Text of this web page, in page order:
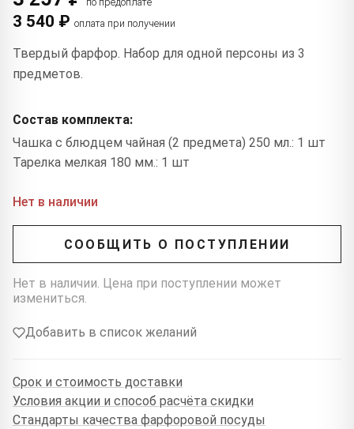
3 540 ₽ оплата при получении
Твердый фарфор. Набор для одной персоны из 3
предметов.
Состав комплекта:
Чашка с блюдцем чайная (2 предмета) 250 мл.: 1 шт
Тарелка мелкая 180 мм.: 1 шт
Нет в наличии
СООБЩИТЬ О ПОСТУПЛЕНИИ
Нет в наличии. Цена при поступлении может
измениться.
Добавить в список желаний
Срок и стоимость доставки
Условия акции и способ расчёта скидки
Стандарты качества фарфоровой посуды